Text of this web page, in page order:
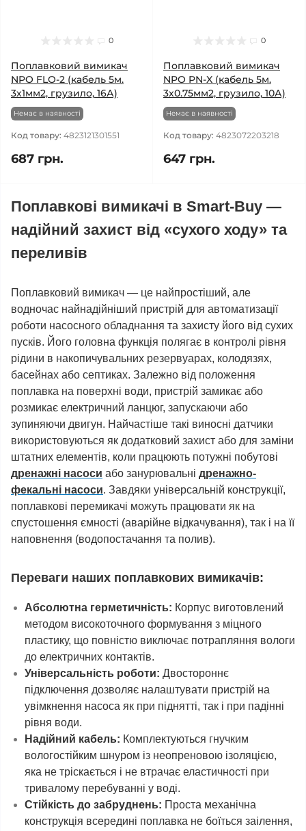
0
Поплавковий вимикач
NPO FLO-2 (кабель 5м.
3х1мм2, грузило, 16А)
Немає в наявності
Код товару: 4823121301551
687 грн.
0
Поплавковий вимикач
NPO PN-X (кабель 5м.
3х0.75мм2, грузило, 10А)
Немає в наявності
Код товару: 4823072203218
647 грн.
Поплавкові вимикачі в Smart-Buy —
надійний захист від «сухого ходу» та
переливів
Поплавковий вимикач — це найпростіший, але
водночас найнадійніший пристрій для автоматизації
роботи насосного обладнання та захисту його від сухих
пусків. Його головна функція полягає в контролі рівня
рідини в накопичувальних резервуарах, колодязях,
басейнах або септиках. Залежно від положення
поплавка на поверхні води, пристрій замикає або
розмикає електричний ланцюг, запускаючи або
зупиняючи двигун. Найчастіше такі виносні датчики
використовуються як додатковий захист або для заміни
штатних елементів, коли працюють потужні побутові
дренажні насоси або занурювальні дренажно-
фекальні насоси. Завдяки універсальній конструкції,
поплавкові перемикачі можуть працювати як на
спустошення ємності (аварійне відкачування), так і на її
наповнення (водопостачання та полив).
Переваги наших поплавкових вимикачів:
Абсолютна герметичність: Корпус виготовлений
методом високоточного формування з міцного
пластику, що повністю виключає потрапляння вологи
до електричних контактів.
Універсальність роботи: Двостороннє
підключення дозволяє налаштувати пристрій на
увімкнення насоса як при піднятті, так і при падінні
рівня води.
Надійний кабель: Комплектуються гнучким
вологостійким шнуром із неопреновою ізоляцією,
яка не тріскається і не втрачає еластичності при
тривалому перебуванні у воді.
Стійкість до забруднень: Проста механічна
конструкція всередині поплавка не боїться заілення,